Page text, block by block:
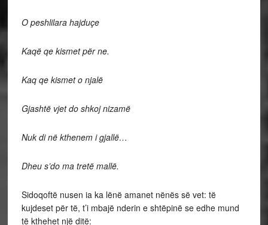
O peshlilara hajduçe
Kaqë qe kismet për ne.
Kaq qe kismet o njalë
Gjashtë vjet do shkoj nizamë
Nuk di në kthenem i gjallë…
Dheu s’do ma tretë mallë.
Sidoqoftë nusen ia ka lënë amanet nënës së vet: të
kujdeset për të, t’i mbajë nderin e shtëpinë se edhe mund
të kthehet një ditë: